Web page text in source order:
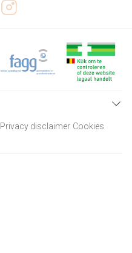
Privacy disclaimer Cookies